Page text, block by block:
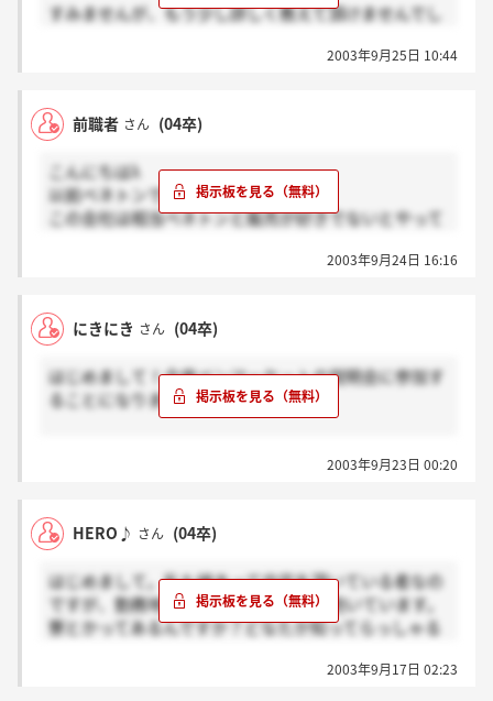
すみませんが、もう少し詳しく教えて頂けませんでし
質問ばかりですみません。
2003年9月25日 10:44
前職者 さん (04卒)
こんにちはλ
以前ベネトンで働いていた者です
この会社は相当ベネトンと販売が好きでないとやって
2003年9月24日 16:16
にきにき さん (04卒)
はじめまして！今度ベンマーケットの説明会に参加す
ることになりました。
筆記試験、一時～五時まで」と書いてあったのです
の他にも作文なんかもやるって事なんでしょうか？…
2003年9月23日 00:20
HERO♪ さん (04卒)
はじめまして。私も縁あって内定を頂いている者なの
ですが、勤務地、住宅手当等、疑問を抱いています。
寮とかってあるんですか？どなたか知ってらっしゃる
初参加でいきなり質問なんて失礼かとは思いますが、
2003年9月17日 02:23